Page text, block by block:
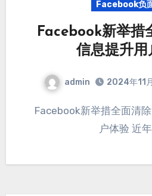
Facebook负
Facebook新举措
信息提升用
admin 2024年11
Facebook新举措全面清除负面信息，提升用
户体验 近